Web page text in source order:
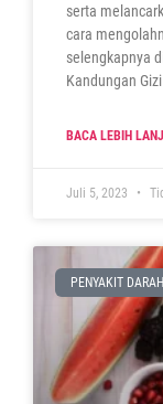
serta
cara
selengkapnya
Kandungan Gizi
BACA LEBIH
Juli 5, 2023
PENYAKIT